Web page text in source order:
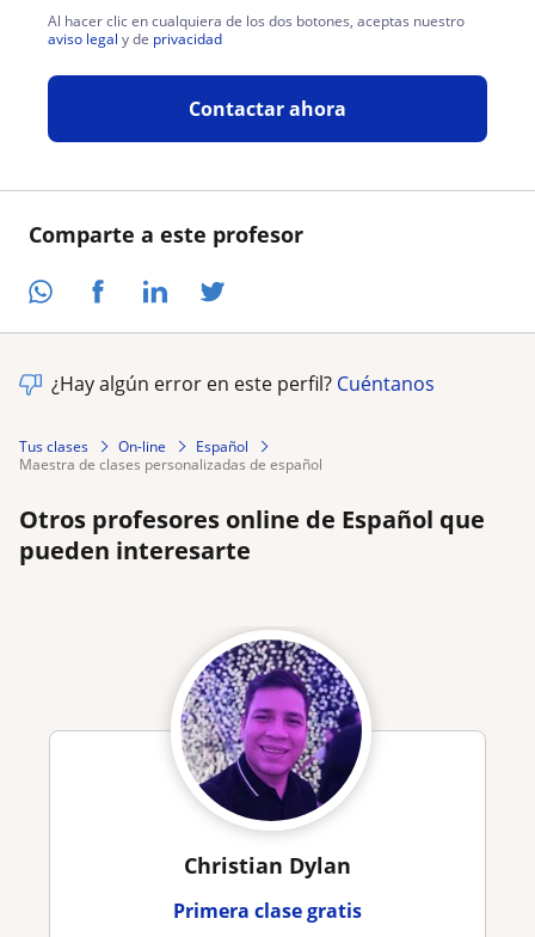
Comparte a este profesor
Al hacer clic en cualquiera de los dos botones, aceptas nuestro
aviso legal y de privacidad
Contactar ahora
¿Hay algún error en este perfil? Cuéntanos
Tus clases On-line
Español
maestra de clases personalizadas de español
Otros profesores online de Español que
pueden interesarte
Christian Dylan
Primera clase gratis